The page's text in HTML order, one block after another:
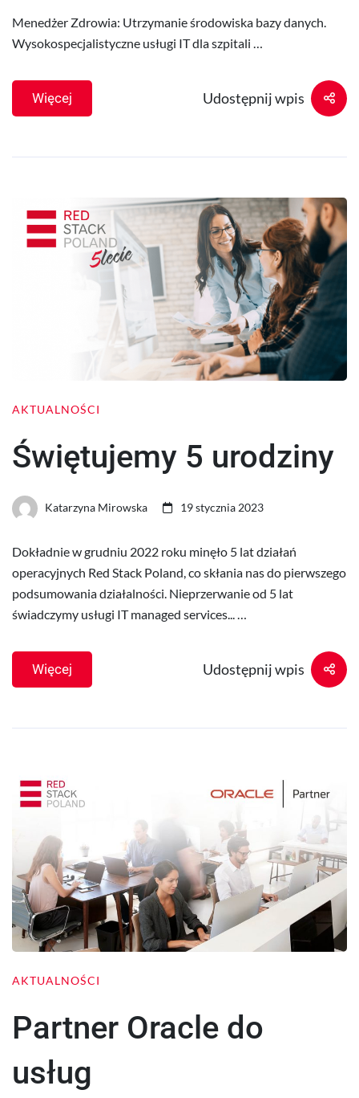
Menedżer Zdrowia: Utrzymanie środowiska bazy danych.
Wysokospecjalistyczne usługi IT dla szpitali …
Więcej Udostępnij wpis
AKTUALNOŚCI
Świętujemy 5 urodziny
Katarzyna Mirowska 19 stycznia 2023
Dokładnie w grudniu 2022 roku minęło 5 lat działań
operacyjnych Red Stack Poland, co skłania nas do pierwszego
podsumowania działalności. Nieprzerwanie od 5 lat
świadczymy usługi IT managed services... …
Więcej Udostępnij wpis
AKTUALNOŚCI
Partner Oracle do
usług